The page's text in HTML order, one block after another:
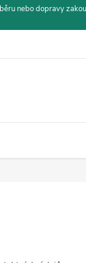
nebo dopravy